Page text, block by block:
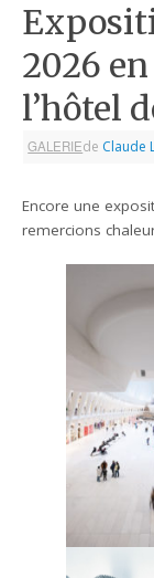
2026
l’hôtel
GALERIEde Claude
Encore une
remercions